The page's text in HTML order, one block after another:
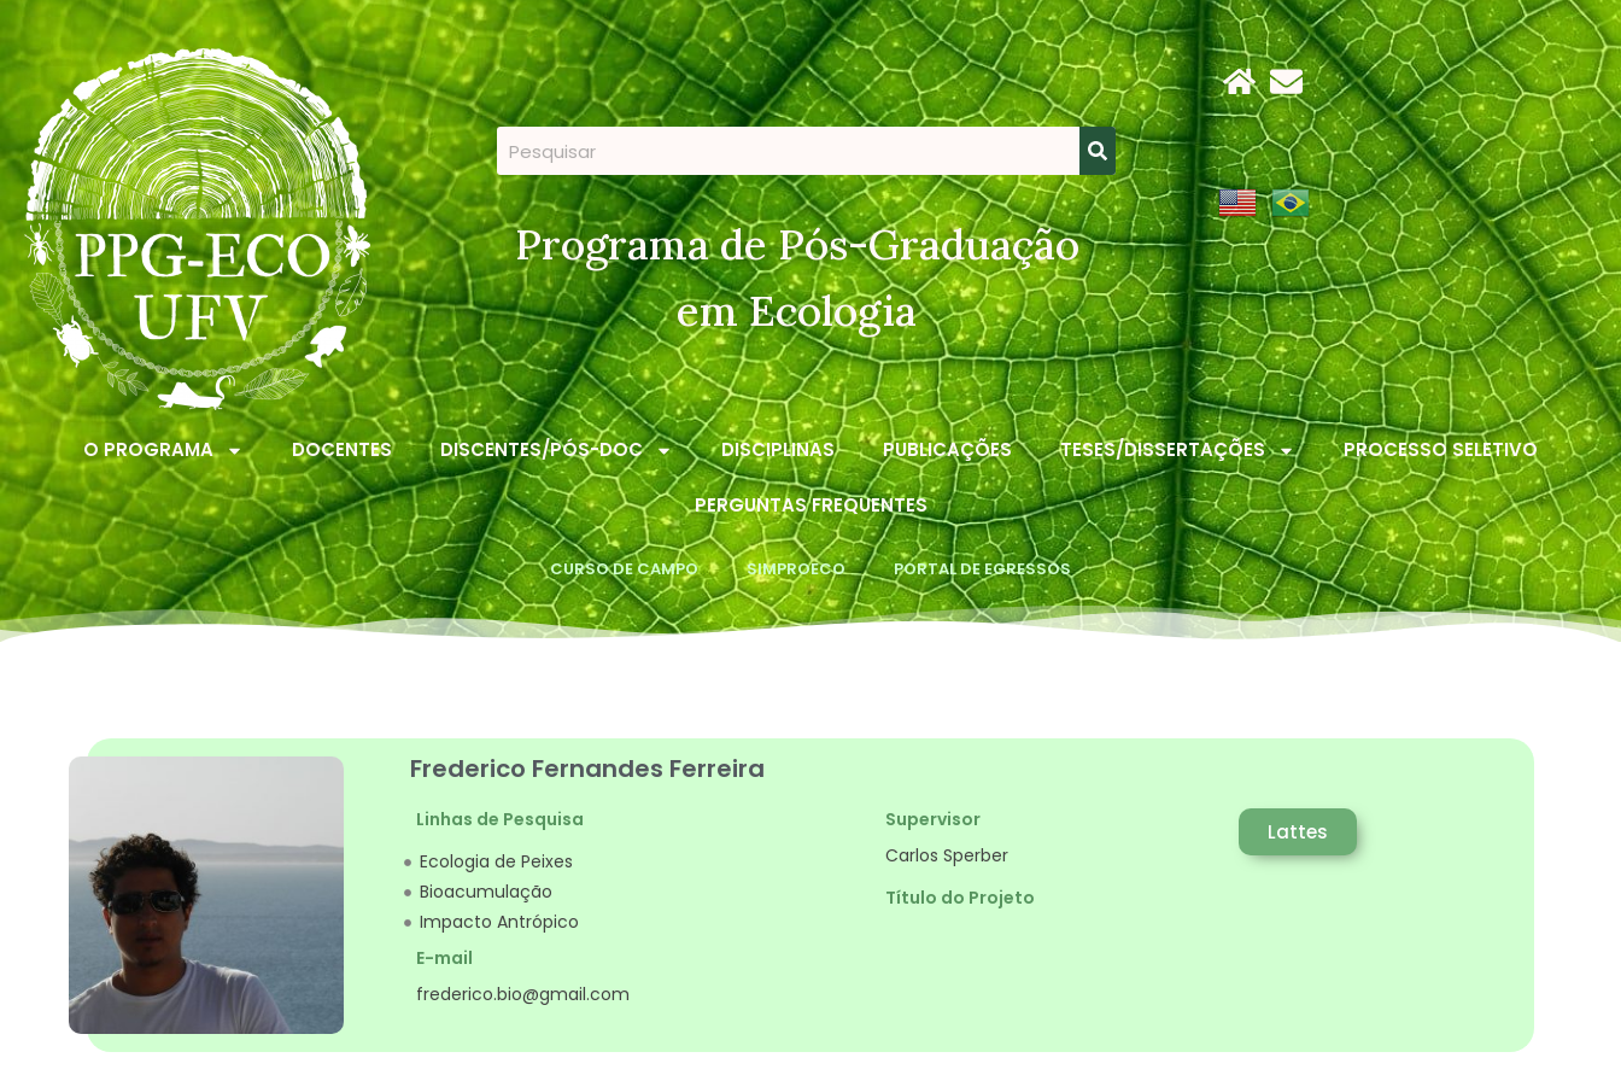
Programa de Pós-Graduação
em Ecologia
O PROGRAMA DOCENTES DISCENTES/PÓS-DOC DISCIPLINAS PUBLICAÇÕES TESES/DISSERTAÇÕES PROCESSO SELETIVO
PERGUNTAS FREQUENTES
CURSO DE CAMPO SIMPROECO PORTAL DE EGRESSOS
Frederico Fernandes Ferreira
Linhas de Pesquisa
Ecologia de Peixes
Bioacumulação
Impacto Antrópico
E-mail
frederico.bio@gmail.com
Supervisor
Carlos Sperber
Lattes
Título do Projeto